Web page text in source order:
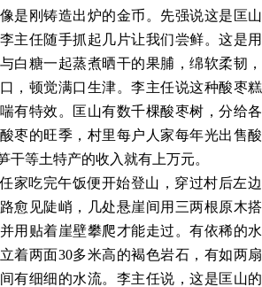
是刚铸造出炉的金币。先强说这是匡山
主任随手抓起几片让我们尝鲜。这是用
白糖一起蒸煮晒干的果脯，绵软柔韧，
，顿觉满口生津。李主任说这种酸枣糕
有特效。匡山有数千棵酸枣树，分给各
枣的旺季，村里每户人家每年光出售酸
干等土特产的收入就有上万元。
家吃完午饭便开始登山，穿过村后左边
愈见陡峭，几处悬崖间用三两根原木搭
用贴着崖壁攀爬才能走过。有依稀的水
着两面30多米高的褐色岩石，有如两扇
有细细的水流。李主任说，这是匡山的